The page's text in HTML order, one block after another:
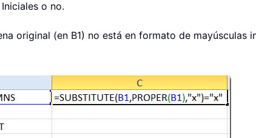
o no.
original (en B1) no está en formato de